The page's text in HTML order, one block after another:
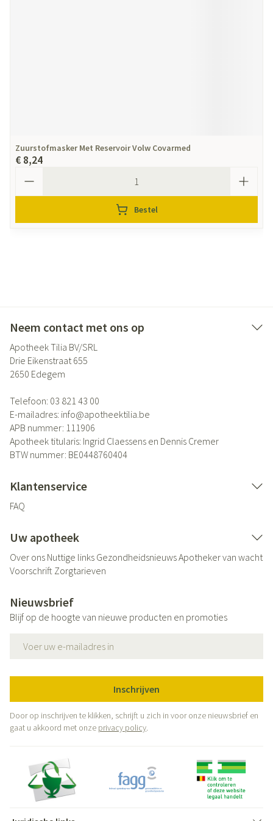
Zuurstofmasker Met Reservoir Volw Covarmed
€ 8,24
Bestel
Neem contact met ons op
Apotheek Tilia BV/SRL
Drie Eikenstraat 655
2650 Edegem
Telefoon: 03 821 43 00
E-mailadres: info@apotheektilia.be
APB nummer: 111906
Apotheek titularis: Ingrid Claessens en Dennis Cremer
BTW nummer: BE0448760404
Klantenservice
FAQ
Uw apotheek
Over ons Nuttige links GezondheidsnieuwsApotheker van wacht
Voorschrift Zorgtarieven
Nieuwsbrief
Blijf op de hoogte van nieuwe producten en promoties
Inschrijven
Door op inschrijven te klikken, schrijft u zich in voor onze nieuwsbrief en
gaat u akkoord met onze privacy policy.